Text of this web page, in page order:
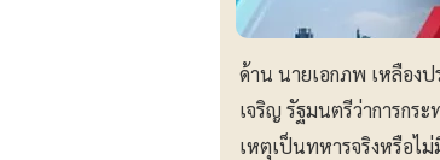
ด้าน นายเอกภพ เหลือง
เจริญ รัฐมนตรีว่าการกร
เหตุเป็นทหารจริงหรือไ